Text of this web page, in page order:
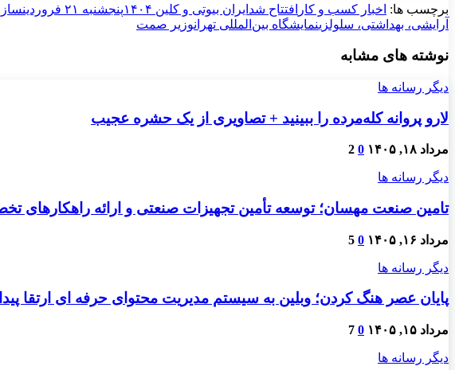
برچسب ها: اخبار کسب و کار افتتاح شد ایران بیوتی و کلین ۱۴۰۴ پنجشنبه ۲۱ فروردین
آرایشی، بهداشتی، سلولزینمایشگاه بین‌المللی تهرانوزیر صمت
نوشته های مشابه
دیگر رسانه ها
لارو پروانه کله‌مرده را ببینید + تصاویری از یک حشره عجیب
مرداد ۱۸, ۱۴۰۵ 0
2
دیگر رسانه ها
تامین صنعت مهسان؛ توسعه تأمین تجهیزات صنعتی و ارائه راهکارهای
مرداد ۱۶, ۱۴۰۵ 0
5
دیگر رسانه ها
پایان عصر هنگ کردن؛ وبلین به سیستم مدیریت محتوای حرفه ای ارتقا
مرداد ۱۵, ۱۴۰۵ 0
7
دیگر رسانه ها